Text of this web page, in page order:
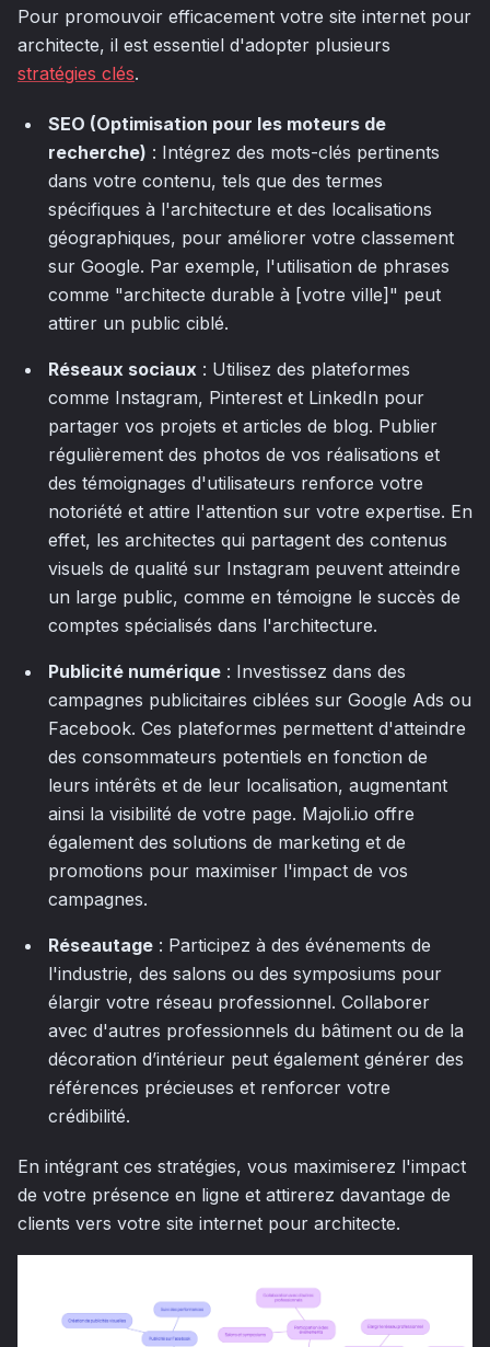
Pour promouvoir efficacement votre site internet pour
architecte, il est essentiel d'adopter plusieurs
stratégies clés.
SEO (Optimisation pour les moteurs de
recherche) : Intégrez des mots-clés pertinents
dans votre contenu, tels que des termes
spécifiques à l'architecture et des localisations
géographiques, pour améliorer votre classement
sur Google. Par exemple, l'utilisation de phrases
comme "architecte durable à [votre ville]" peut
attirer un public ciblé.
Réseaux sociaux : Utilisez des plateformes
comme Instagram, Pinterest et LinkedIn pour
partager vos projets et articles de blog. Publier
régulièrement des photos de vos réalisations et
des témoignages d'utilisateurs renforce votre
notoriété et attire l'attention sur votre expertise. En
effet, les architectes qui partagent des contenus
visuels de qualité sur Instagram peuvent atteindre
un large public, comme en témoigne le succès de
comptes spécialisés dans l'architecture.
Publicité numérique : Investissez dans des
campagnes publicitaires ciblées sur Google Ads ou
Facebook. Ces plateformes permettent d'atteindre
des consommateurs potentiels en fonction de
leurs intérêts et de leur localisation, augmentant
ainsi la visibilité de votre page. Majoli.io offre
également des solutions de marketing et de
promotions pour maximiser l'impact de vos
campagnes.
Réseautage : Participez à des événements de
l'industrie, des salons ou des symposiums pour
élargir votre réseau professionnel. Collaborer
avec d'autres professionnels du bâtiment ou de la
décoration d’intérieur peut également générer des
références précieuses et renforcer votre
crédibilité.
En intégrant ces stratégies, vous maximiserez l'impact
de votre présence en ligne et attirerez davantage de
clients vers votre site internet pour architecte.